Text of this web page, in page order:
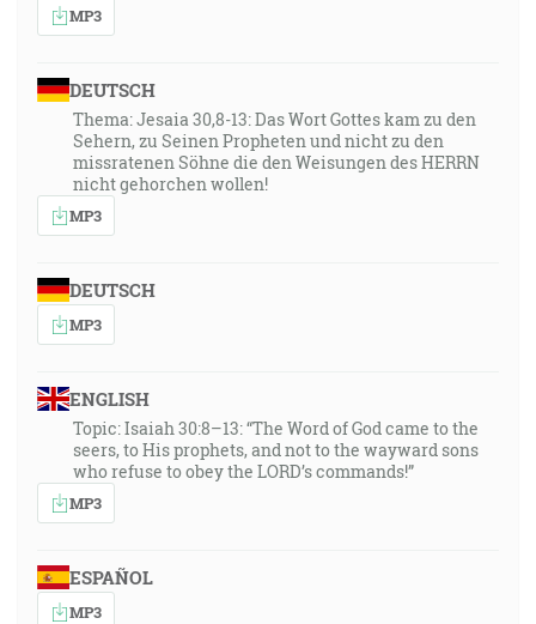
MP3
DEUTSCH
Thema: Jesaia 30,8-13: Das Wort Gottes kam zu den
Sehern, zu Seinen Propheten und nicht zu den
missratenen Söhne die den Weisungen des HERRN
nicht gehorchen wollen!
MP3
DEUTSCH
MP3
ENGLISH
Topic: Isaiah 30:8–13: “The Word of God came to the
seers, to His prophets, and not to the wayward sons
who refuse to obey the LORD’s commands!”
MP3
ESPAÑOL
MP3